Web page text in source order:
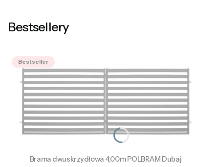
Bestsellery
Bestseller
Brama dwuskrzydłowa 4,00m POLBRAM Dubaj